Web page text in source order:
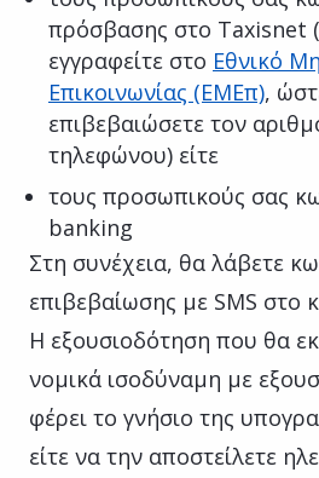
πρόσβασης στο Taxisnet
εγγραφείτε στο Εθνικό
Επικοινωνίας (ΕΜΕπ),
επιβεβαιώσετε τον
τηλεφώνου) είτε
τoυς προσωπικούς σας
banking
Στη συνέχεια, θα λάβετε
επιβεβαίωσης με SMS στο
Η εξουσιοδότηση που θα
νομικά ισοδύναμη με
φέρει το γνήσιο της
είτε να την αποστείλετε